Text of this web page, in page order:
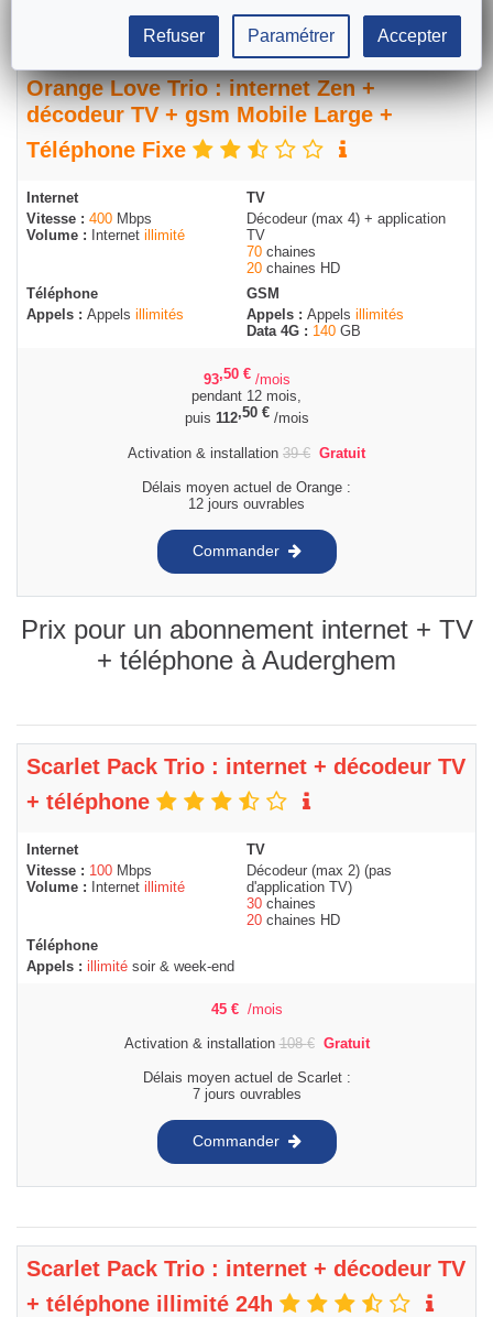
Orange Love Trio : internet Zen +
décodeur TV + gsm Mobile Large +
Téléphone Fixe
Internet
Vitesse : 400 Mbps
Volume :
Internet illimité
TV
Décodeur (max 4) + application
TV
70 chaines
20 chaines HD
Téléphone
Appels : Appels illimités
GSM
Appels : Appels illimités
Data 4G : 140 GB
93,50 € /mois
pendant 12 mois,
puis 112,50 €/mois
Activation & installation 39€ Gratuit
Délais moyen actuel de Orange :
12 jours ouvrables
Commander
Prix pour un abonnement internet + TV
+ téléphone à Auderghem
Scarlet Pack Trio : internet + décodeur TV
+ téléphone
Internet
Vitesse : 100 Mbps
Volume : Internet illimité
TV
Décodeur (max 2) (pas
d'application TV)
30 chaines
20 chaines HD
Téléphone
Appels : illimité soir & week-end
45 € /mois
Activation & installation108€ Gratuit
Délais moyen actuel de Scarlet :
7 jours ouvrables
Commander
Scarlet Pack Trio : internet + décodeur TV
+ téléphone illimité 24h
Refuser Paramétrer Accepter